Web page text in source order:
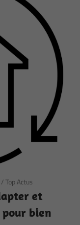
/Top Actus
et
bien